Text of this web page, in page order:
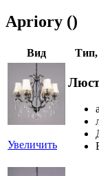
Apriory ()
Вид Тип,
Увеличить